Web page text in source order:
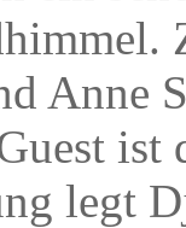
Anne
ist
legt